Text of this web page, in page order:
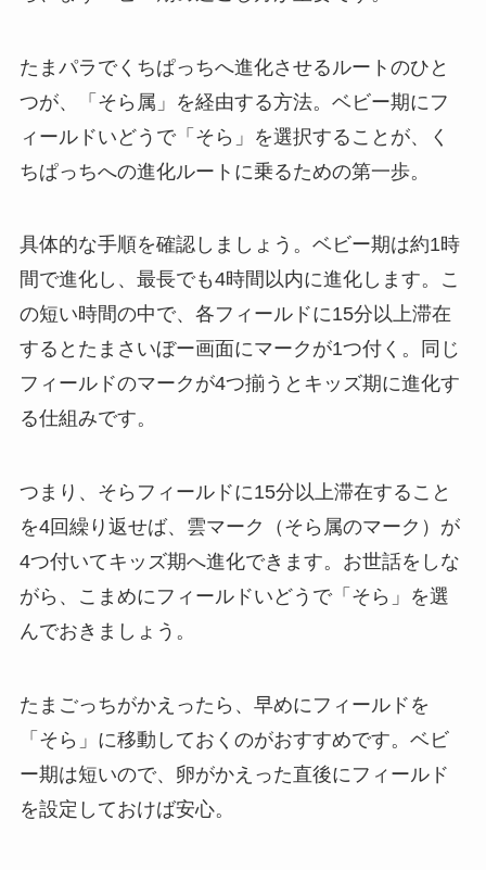
たまパラでくちぱっちへ進化させるルートのひと
つが、「そら属」を経由する方法。ベビー期にフ
ィールドいどうで「そら」を選択することが、く
ちぱっちへの進化ルートに乗るための第一歩。
具体的な手順を確認しましょう。ベビー期は約1時
間で進化し、最長でも4時間以内に進化します。こ
の短い時間の中で、各フィールドに15分以上滞在
するとたまさいぼー画面にマークが1つ付く。同じ
フィールドのマークが4つ揃うとキッズ期に進化す
る仕組みです。
つまり、そらフィールドに15分以上滞在すること
を4回繰り返せば、雲マーク（そら属のマーク）が
4つ付いてキッズ期へ進化できます。お世話をしな
がら、こまめにフィールドいどうで「そら」を選
んでおきましょう。
たまごっちがかえったら、早めにフィールドを
「そら」に移動しておくのがおすすめです。ベビ
ー期は短いので、卵がかえった直後にフィールド
を設定しておけば安心。